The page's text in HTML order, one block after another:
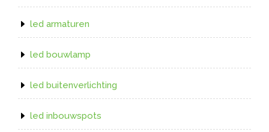
led armaturen
led bouwlamp
led buitenverlichting
led inbouwspots